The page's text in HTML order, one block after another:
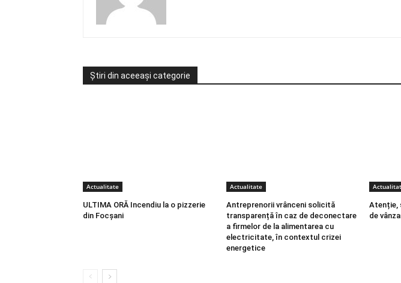
Știri din aceeași categorie
Actualitate
ULTIMA ORĂ Incendiu la o pizzerie
din Focșani
Actualitate
Antreprenorii vrânceni solicită
transparență în caz de deconectare
a firmelor de la alimentarea cu
electricitate, în contextul crizei
energetice
Atenție,
de